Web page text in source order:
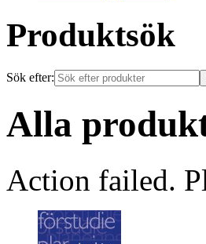
Produktsök
Sök efter:
Alla
Action failed.